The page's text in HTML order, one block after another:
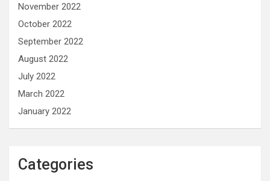
November 2022
October 2022
September 2022
August 2022
July 2022
March 2022
January 2022
Categories